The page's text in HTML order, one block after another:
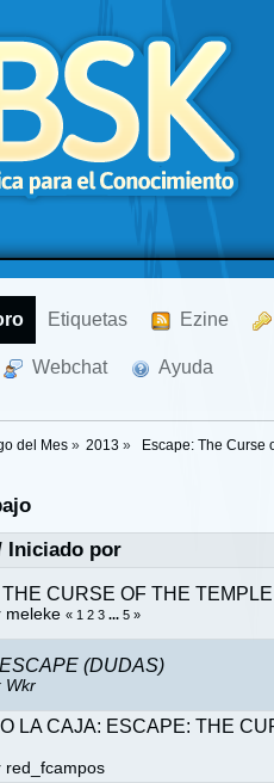
Etiquetas Ezine
Webchat Ayuda
del Mes» 2013 » Escape: The Curse
Iniciado por
CURSE OF THE
meleke « 1 2 3 ... 5 »
(DUDAS)
Wkr
LA CAJA: ESCAPE: THE
red_fcampos